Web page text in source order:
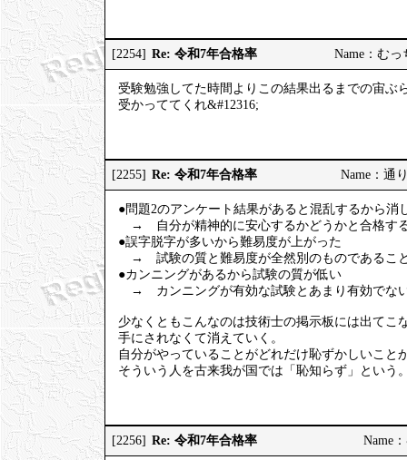
[2254] Re: 令和7年合格率 Name：む
受験勉強してた時間よりこの結果出るまでの宙ぶ
受かっててくれ&#12316;
[2255] Re: 令和7年合格率 Name：通
●問題2のアンケート結果があると混乱するから消
→ 自分が精神的に安心するかどうかと合格す
●誤字脱字が多いから難易度が上がった
→ 試験の質と難易度が全然別のものであるこ
●カンニングがあるから試験の質が低い
→ カンニングが有効な試験とあまり有効でな
少なくともこんなのは技術士の掲示板には出て
手にされなくて消えていく。
自分がやっていることがどれだけ恥ずかしいこと
そういう人を古来我が国では「恥知らず」という
[2256] Re: 令和7年合格率 Name